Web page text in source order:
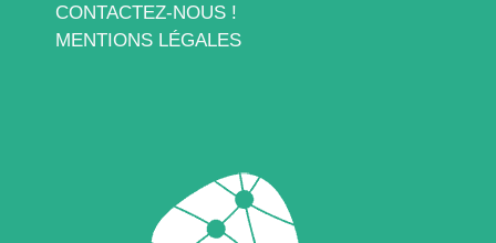
CONTACTEZ-NOUS !
MENTIONS LÉGALES